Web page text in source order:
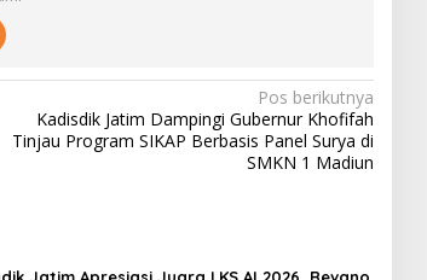
Pos berikutnya
Kadisdik Jatim Dampingi Gubernur Khofifah
Tinjau Program SIKAP Berbasis Panel Surya di
SMKN 1 Madiun
Jatim Apresiasi Juara LKS AI 2026, Revano